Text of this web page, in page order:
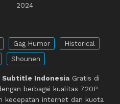
2024
Gag Humor
Historical
Shounen
Subtitle Indonesia Gratis di
berbagai kualitas 720P
kecepatan internet dan kuota